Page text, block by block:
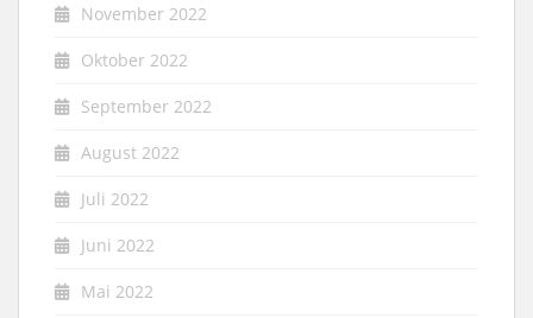
November 2022
Oktober 2022
September 2022
August 2022
Juli 2022
Juni 2022
Mai 2022